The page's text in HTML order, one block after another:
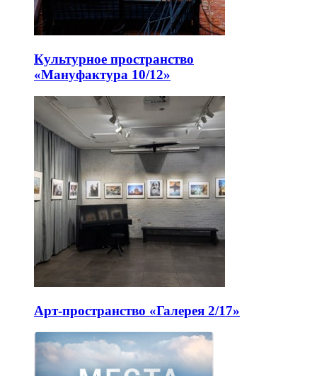
Культурное пространство
«Мануфактура 10/12»
Арт-пространство «Галерея 2/17»